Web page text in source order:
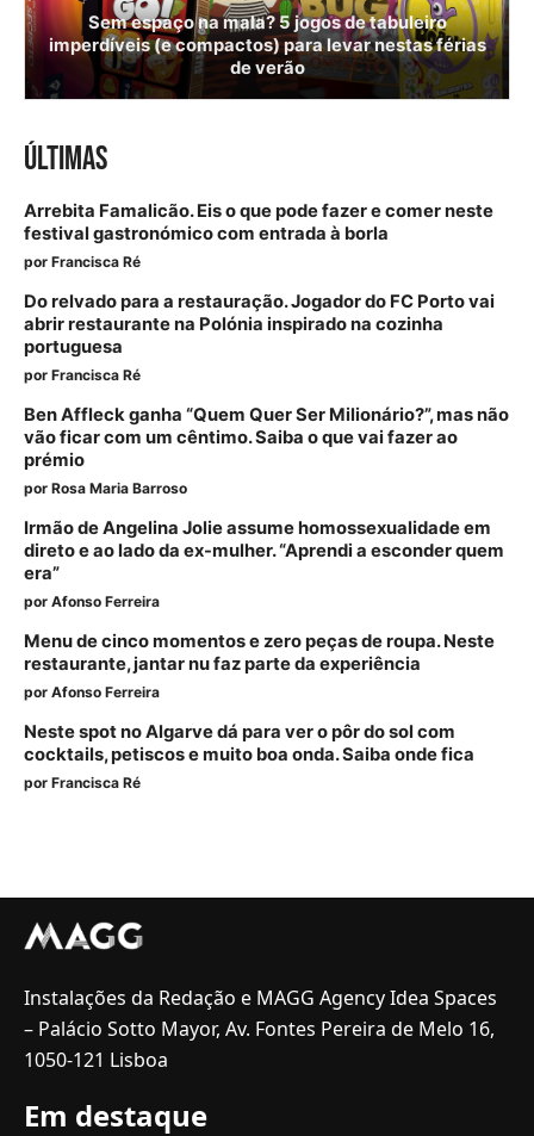
Sem espaço na mala? 5 jogos de tabuleiro
imperdíveis (e compactos) para levar nestas férias
de verão
ÚLTIMAS
Arrebita Famalicão. Eis o que pode fazer e comer neste
festival gastronómico com entrada à borla
por Francisca Ré
Do relvado para a restauração. Jogador do FC Porto vai
abrir restaurante na Polónia inspirado na cozinha
portuguesa
por Francisca Ré
Ben Affleck ganha “Quem Quer Ser Milionário?”, mas não
vão ficar com um cêntimo. Saiba o que vai fazer ao
prémio
por Rosa Maria Barroso
Irmão de Angelina Jolie assume homossexualidade em
direto e ao lado da ex-mulher. “Aprendi a esconder quem
era”
por Afonso Ferreira
Menu de cinco momentos e zero peças de roupa. Neste
restaurante, jantar nu faz parte da experiência
por Afonso Ferreira
Neste spot no Algarve dá para ver o pôr do sol com
cocktails, petiscos e muito boa onda. Saiba onde fica
por Francisca Ré
Instalações da Redação e MAGG Agency Idea Spaces
– Palácio Sotto Mayor, Av. Fontes Pereira de Melo 16,
1050-121 Lisboa
Em destaque